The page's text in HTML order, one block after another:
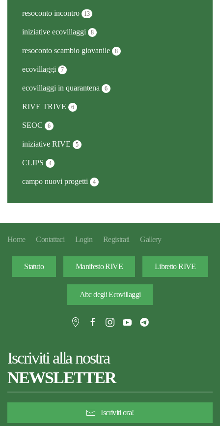
resoconto incontro 13
iniziative ecovillaggi 8
resoconto scambio giovanile 8
ecovillaggi 7
ecovillaggi in quarantena 6
RIVE TRIVE 6
SEOC 6
iniziative RIVE 5
CLIPS 4
campo nuovi progetti 4
Home Contattaci Login Registrati Gallery
Statuto Manifesto RIVE Libretto RIVE
Abc degli Ecovillaggi
Iscriviti alla nostra
NEWSLETTER
Iscriviti ora!